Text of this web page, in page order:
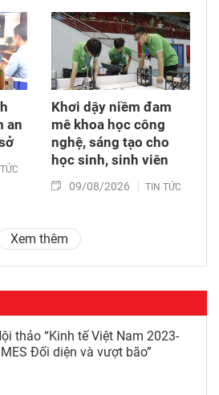
an
Khơi dậy niềm đam
mê khoa học công
nghệ, sáng tạo cho
học sinh, sinh viên
09/08/2026 TIN TỨC
Xem thêm
thảo “Kinh tế Việt Nam 2023-
Đối diện và vượt bão”